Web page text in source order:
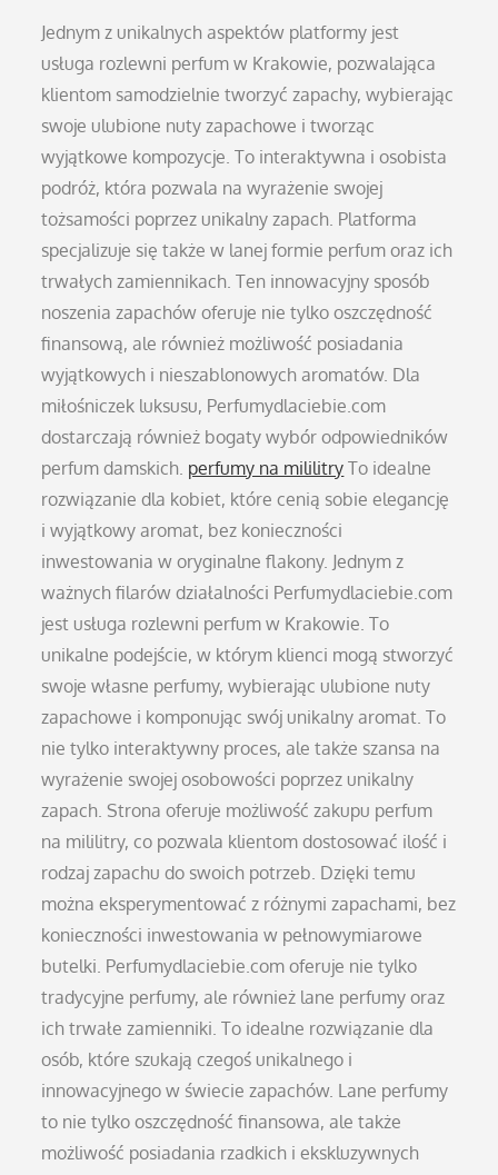
Jednym z unikalnych aspektów platformy jest
usługa rozlewni perfum w Krakowie, pozwalająca
klientom samodzielnie tworzyć zapachy, wybierając
swoje ulubione nuty zapachowe i tworząc
wyjątkowe kompozycje. To interaktywna i osobista
podróż, która pozwala na wyrażenie swojej
tożsamości poprzez unikalny zapach. Platforma
specjalizuje się także w lanej formie perfum oraz ich
trwałych zamiennikach. Ten innowacyjny sposób
noszenia zapachów oferuje nie tylko oszczędność
finansową, ale również możliwość posiadania
wyjątkowych i nieszablonowych aromatów. Dla
miłośniczek luksusu, Perfumydlaciebie.com
dostarczają również bogaty wybór odpowiedników
perfum damskich. perfumy na mililitry To idealne
rozwiązanie dla kobiet, które cenią sobie elegancję
i wyjątkowy aromat, bez konieczności
inwestowania w oryginalne flakony. Jednym z
ważnych filarów działalności Perfumydlaciebie.com
jest usługa rozlewni perfum w Krakowie. To
unikalne podejście, w którym klienci mogą stworzyć
swoje własne perfumy, wybierając ulubione nuty
zapachowe i komponując swój unikalny aromat. To
nie tylko interaktywny proces, ale także szansa na
wyrażenie swojej osobowości poprzez unikalny
zapach. Strona oferuje możliwość zakupu perfum
na mililitry, co pozwala klientom dostosować ilość i
rodzaj zapachu do swoich potrzeb. Dzięki temu
można eksperymentować z różnymi zapachami, bez
konieczności inwestowania w pełnowymiarowe
butelki. Perfumydlaciebie.com oferuje nie tylko
tradycyjne perfumy, ale również lane perfumy oraz
ich trwałe zamienniki. To idealne rozwiązanie dla
osób, które szukają czegoś unikalnego i
innowacyjnego w świecie zapachów. Lane perfumy
to nie tylko oszczędność finansowa, ale także
możliwość posiadania rzadkich i ekskluzywnych